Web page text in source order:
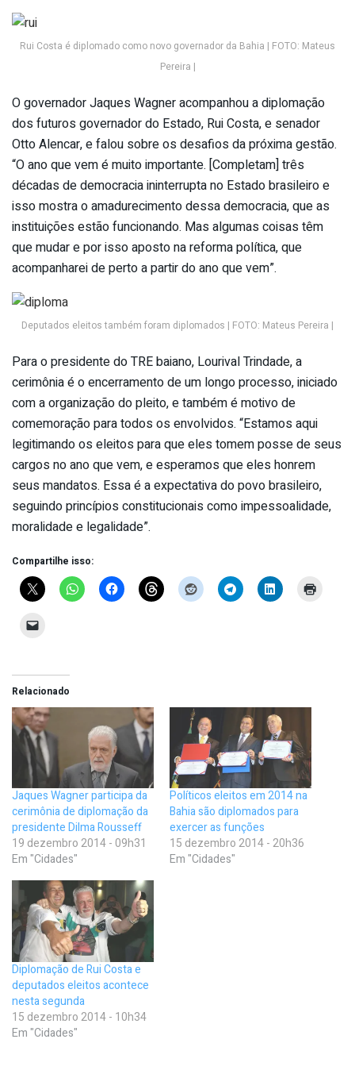
Rui Costa é diplomado como novo governador da Bahia | FOTO: Mateus
Pereira |
O governador Jaques Wagner acompanhou a diplomação
dos futuros governador do Estado, Rui Costa, e senador
Otto Alencar, e falou sobre os desafios da próxima gestão.
“O ano que vem é muito importante. [Completam] três
décadas de democracia ininterrupta no Estado brasileiro e
isso mostra o amadurecimento dessa democracia, que as
instituições estão funcionando. Mas algumas coisas têm
que mudar e por isso aposto na reforma política, que
acompanharei de perto a partir do ano que vem”.
Deputados eleitos também foram diplomados | FOTO: Mateus Pereira |
Para o presidente do TRE baiano, Lourival Trindade, a
cerimônia é o encerramento de um longo processo, iniciado
com a organização do pleito, e também é motivo de
comemoração para todos os envolvidos. “Estamos aqui
legitimando os eleitos para que eles tomem posse de seus
cargos no ano que vem, e esperamos que eles honrem
seus mandatos. Essa é a expectativa do povo brasileiro,
seguindo princípios constitucionais como impessoalidade,
moralidade e legalidade”.
Compartilhe isso:
Relacionado
Jaques Wagner participa da
cerimônia de diplomação da
presidente Dilma Rousseff
19 dezembro 2014 - 09h31
Em "Cidades"
Políticos eleitos em 2014 na
Bahia são diplomados para
exercer as funções
15 dezembro 2014 - 20h36
Em "Cidades"
Diplomação de Rui Costa e
deputados eleitos acontece
nesta segunda
15 dezembro 2014 - 10h34
Em "Cidades"